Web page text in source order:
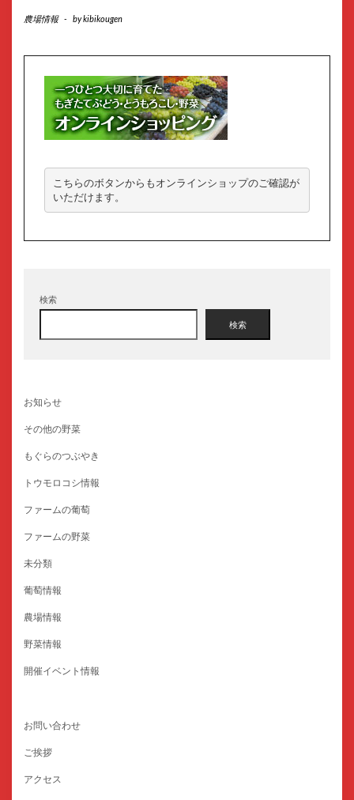
農場情報 - bykibikougen
こちらのボタンからもオンラインショップのご確認が
いただけます。
検索
検索
お知らせ
その他の野菜
もぐらのつぶやき
トウモロコシ情報
ファームの葡萄
ファームの野菜
未分類
葡萄情報
農場情報
野菜情報
開催イベント情報
お問い合わせ
ご挨拶
アクセス